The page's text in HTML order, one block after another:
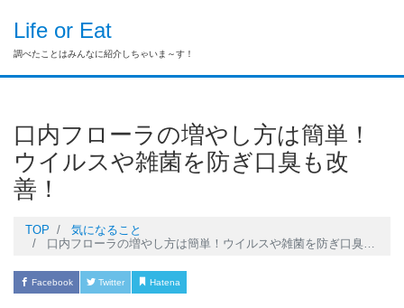
Life or Eat
調べたことはみんなに紹介しちゃいま～す！
口内フローラの増やし方は簡単！
ウイルスや雑菌を防ぎ口臭も改
善！
TOP
気になること
口内フローラの増やし方は簡単！ウイルスや雑菌を防ぎ口臭も改善！
Facebook Twitter Hatena